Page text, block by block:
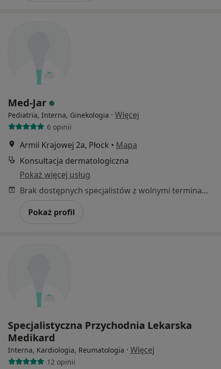
Med-Jar
Pediatria, Interna, Ginekologia · Więcej
6 opinii
Armii Krajowej 2a, Płock • Mapa
Konsultacja dermatologiczna
Pokaż więcej usług
Brak dostępnych specjalistów z wolnymi terminami w tym centrum medycznym.
Pokaż profil
Specjalistyczna Przychodnia Lekarska
Medikard
Interna, Kardiologia, Reumatologia · Więcej
12 opinii